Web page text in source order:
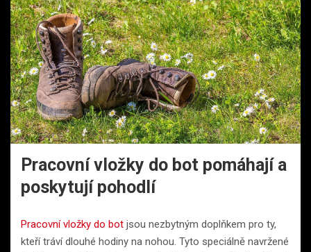
Pracovní vložky do bot pomáhají a
poskytují pohodlí
Pracovní vložky do bot jsou nezbytným doplňkem pro ty,
kteří tráví dlouhé hodiny na nohou. Tyto speciálně navržené